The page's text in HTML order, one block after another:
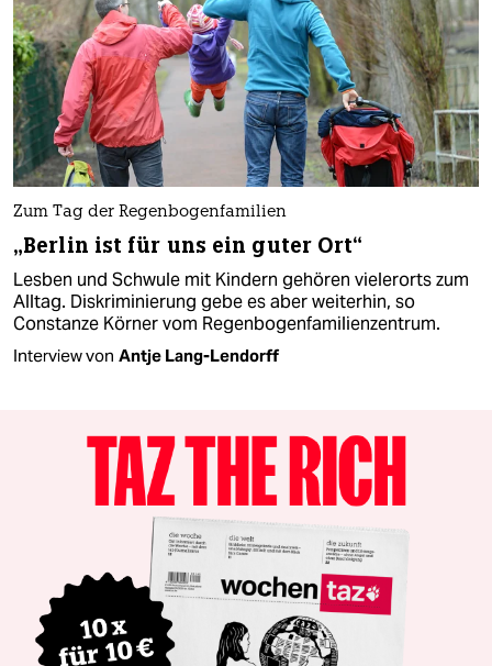
Zum Tag der Regenbogenfamilien
„Berlin ist für uns ein guter Ort“
Lesben und Schwule mit Kindern gehören vielerorts zum
Alltag. Diskriminierung gebe es aber weiterhin, so
Constanze Körner vom Regenbogenfamilienzentrum.
Interview von Antje Lang-Lendorff